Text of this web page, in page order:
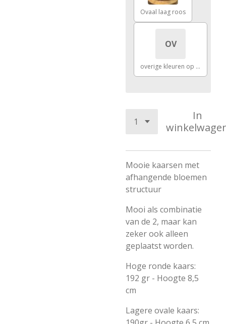
Ovaal laag roos
OV
overige kleuren op aanvraag
In
Mooie kaarsen met
afhangende bloemen
structuur
Mooi als combinatie
van de 2, maar kan
zeker ook alleen
geplaatst worden.
Hoge ronde kaars:
192 gr - Hoogte 8,5
cm
Lagere ovale kaars: